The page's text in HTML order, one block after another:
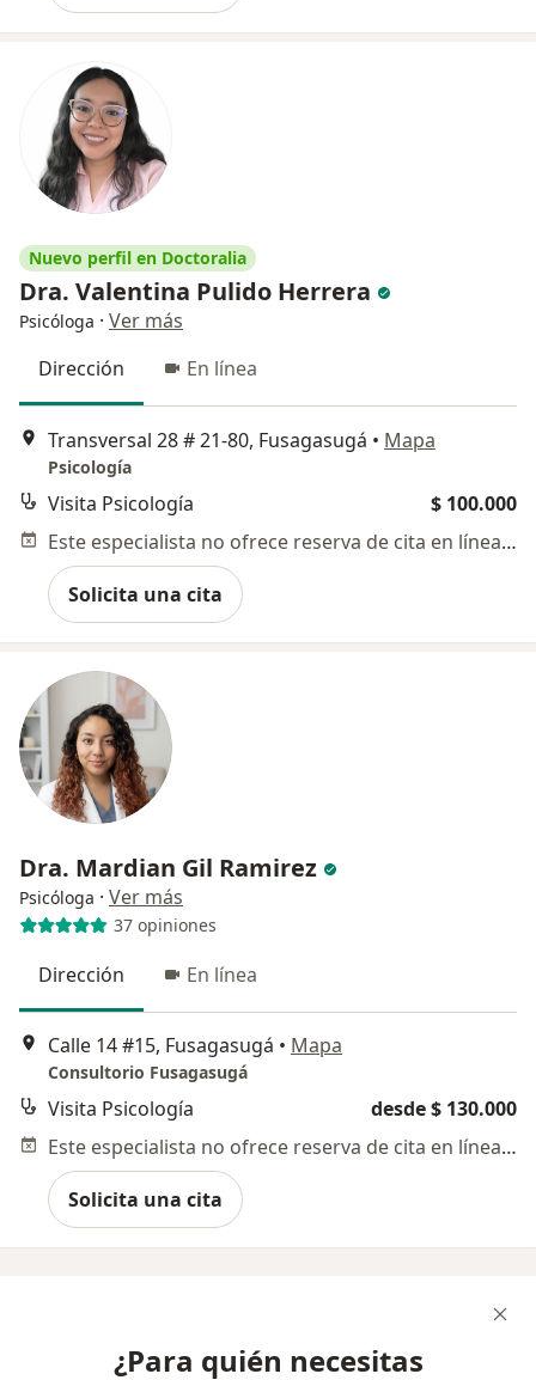
Nuevo perfil en Doctoralia
Dra. Valentina Pulido Herrera
Psicóloga · Ver más
Dirección
En línea
Transversal 28 # 21-80, Fusagasugá • Mapa
Psicología
Visita Psicología
$ 100.000
Este especialista no ofrece reserva de cita en línea en esta dirección.
Solicita una cita
Dra. Mardian Gil Ramirez
Psicóloga · Ver más
37 opiniones
Dirección En línea
Calle 14 #15, Fusagasugá • Mapa
Consultorio Fusagasugá
Visita Psicología
desde $ 130.000
Este especialista no ofrece reserva de cita en línea en esta dirección.
Solicita una cita
¿Para quién necesitas